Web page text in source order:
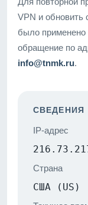
VPN и обновить
было
обращение по
info@tnmk.ru.
СВЕДЕНИЯ
IP-адрес
Страна
США (US)